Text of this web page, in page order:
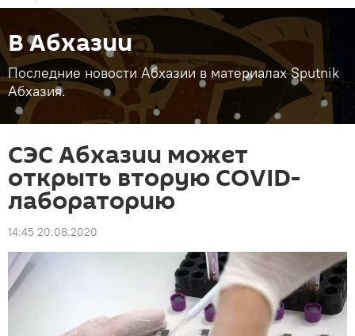
В Абхазии
Последние новости Абхазии в материалах Sputnik
Абхазия.
СЭС Абхазии может
открыть вторую COVID-
лабораторию
14:45 20.08.2020